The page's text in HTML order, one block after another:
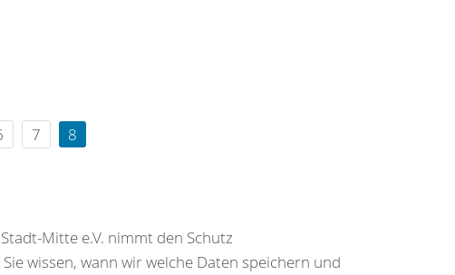
7 8
Mitte e.V. nimmt den Schutz
wissen, wann wir welche Daten speichern und